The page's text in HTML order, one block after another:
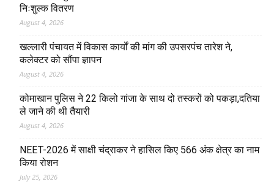
निःशुल्क वितरण
August 4, 2026
खल्लारी पंचायत में विकास कार्यों की मांग की उपसरपंच तारेश ने,
कलेक्टर को सौंपा ज्ञापन
August 4, 2026
कोमाखान पुलिस ने 22 किलो गांजा के साथ दो तस्करों को पकड़ा,दतिया
ले जाने की थी तैयारी
August 4, 2026
NEET-2026 में साक्षी चंद्राकर ने हासिल किए 566 अंक क्षेत्र का नाम
किया रोशन
July 25, 2026